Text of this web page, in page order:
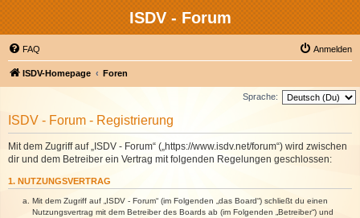
ISDV - Forum
FAQ Anmelden
ISDV-Homepage Foren
Sprache:
ISDV - Forum - Registrierung
Mit dem Zugriff auf „ISDV - Forum“ („https://www.isdv.net/forum“) wird zwischen
dir und dem Betreiber ein Vertrag mit folgenden Regelungen geschlossen:
1. NUTZUNGSVERTRAG
Mit dem Zugriff auf „ISDV - Forum“ (im Folgenden „das Board“) schließt du einen
Nutzungsvertrag mit dem Betreiber des Boards ab (im Folgenden „Betreiber“) und